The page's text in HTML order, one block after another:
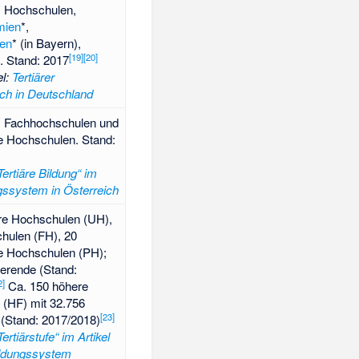
*,
* (in Bayern),
Stand: 2017[19][20]
: Tertiärer
in Deutschland
und
Hochschulen. Stand:
Bildung“ im
in Österreich
Hochschulen (UH),
(FH), 20
Hochschulen (PH);
(Stand:
]Ca. 150 höhere
mit 32.756
2017/2018)[23]
im Artikel